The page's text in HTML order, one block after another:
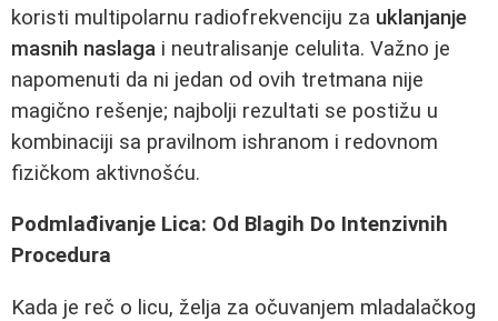
koristi multipolarnu radiofrekvenciju za uklanjanje
masnih naslaga i neutralisanje celulita. Važno je
napomenuti da ni jedan od ovih tretmana nije
magično rešenje; najbolji rezultati se postižu u
kombinaciji sa pravilnom ishranom i redovnom
fizičkom aktivnošću.
Podmlađivanje Lica: Od Blagih Do Intenzivnih
Procedura
Kada je reč o licu, želja za očuvanjem mladalačkog